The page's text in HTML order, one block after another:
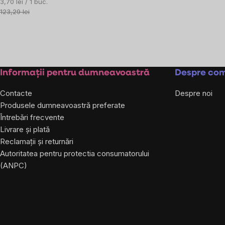
preţ:
123,29 lei
listărilor
Subsol
Informații pentru dumneavoastră
Contacte
Produsele dumneavoastră preferate
Întrebări frecvente
Livrare și plată
Reclamații și returnări
Autoritatea pentru protectia consumatorului
(ANPC)
Despre
Despre noi